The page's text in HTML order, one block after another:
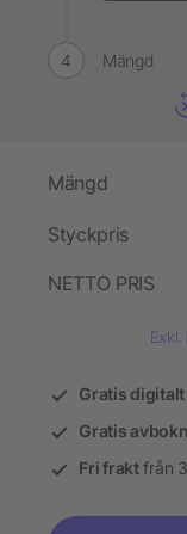
Mängd
Mängd
Styckpris
NETTO PRIS
Exkl.
Gratis
Gratis
Fri fraktfrån